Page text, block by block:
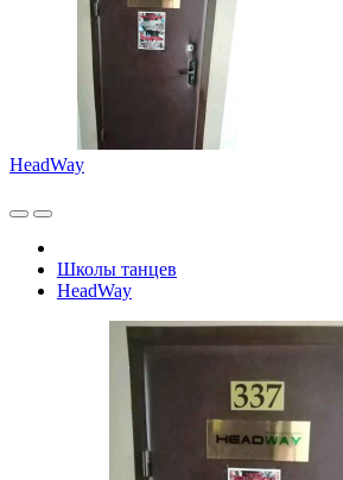
HeadWay
Школы танцев
HeadWay